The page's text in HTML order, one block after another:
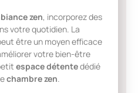
zen, incorporez des
votre quotidien. La
être un moyen efficace
votre bien-être
espace détentedédié
chambre zen